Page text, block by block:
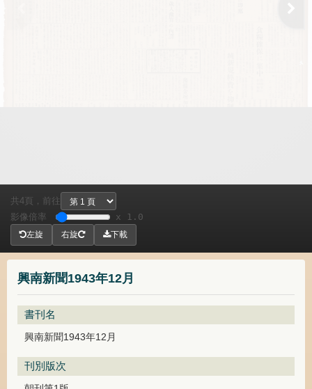
興南新聞1943年12月
書刊名
興南新聞1943年12月
刊別版次
共4頁，
前往
影像倍率
x 1.0
左旋 右旋 下載